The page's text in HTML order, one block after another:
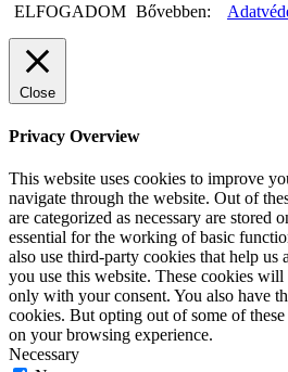
ELFOGADOM Bővebben:
Close
Privacy Overview
This website uses cookies to improve
navigate through the website. Out of
are categorized as necessary are stored
essential for the working of basic
also use third-party cookies that help us
you use this website. These cookies
only with your consent. You also have
cookies. But opting out of some of
on your browsing experience.
Necessary